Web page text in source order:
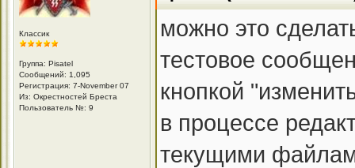
Классик
Группа: Pisatel
Сообщений: 1,095
Регистрация: 7-November 07
Из: Окрестностей Бреста
Пользователь №: 9
можно это
тестовое
кнопкой
в процессе
текущими